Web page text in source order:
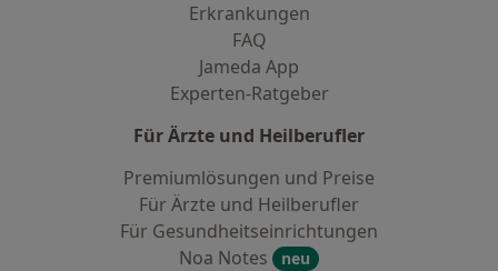
Erkrankungen
FAQ
Jameda App
Experten-Ratgeber
Für Ärzte und Heilberufler
Premiumlösungen und Preise
Für Ärzte und Heilberufler
Für Gesundheitseinrichtungen
Noa Notes
neu